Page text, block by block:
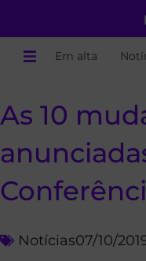
Em alta
As 10
Notícias07/10/